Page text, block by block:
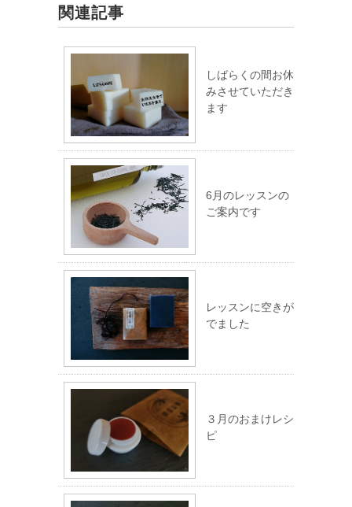
関連記事
しばらくの間お休
みさせていただき
ます
6月のレッスンの
ご案内です
レッスンに空きが
でました
３月のおまけレシ
ピ